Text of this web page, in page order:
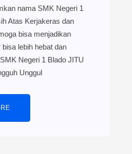
nama SMK Negeri 1
Atas Kerjakeras dan
bisa menjadikan
lebih hebat dan
Negeri 1 Blado JITU
Unggul